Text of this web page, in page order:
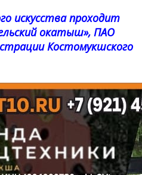
искусства проходит
окатыш», ПАО
Костомукшского